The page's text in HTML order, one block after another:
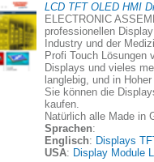
LCD TFT OLED HMI
ELECTRONIC
professionellen
Industry und der
Profi Touch Lösungen
Displays und vieles
langlebig, und in
Sie können die
kaufen.
Natürlich alle Made in
Sprachen:
Englisch: Displays
USA: Display Module